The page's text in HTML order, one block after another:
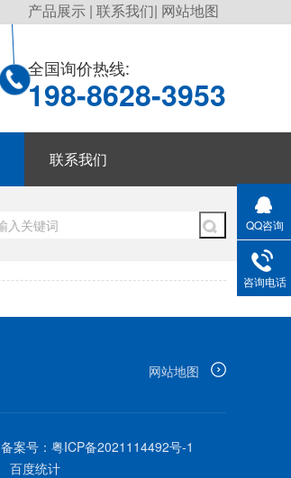
产品展示 | 联系我们| 网站地图
全国询价热线:
198-8628-3953
联系我们
网站地图
备案号： 粤ICP备2021114492号-1
百度统计
QQ咨询
咨询电话